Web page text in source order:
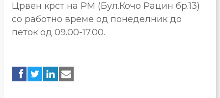
Црвен крст на РМ (Бул.Кочо Рацин бр.13)
со работно време од понеделник до
петок од 09.00-17.00.